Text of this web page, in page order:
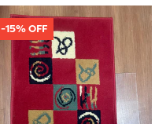
-15% OFF